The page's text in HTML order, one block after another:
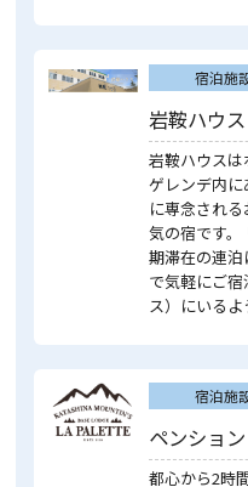
宿泊施
岩鞍ハウス
岩鞍ハウス
ゲレンデ内に
に専念され
気の宿です。
期滞在の連泊
で気軽にご
ス）にいるよ
宿泊施
ペンショ
都心から2時